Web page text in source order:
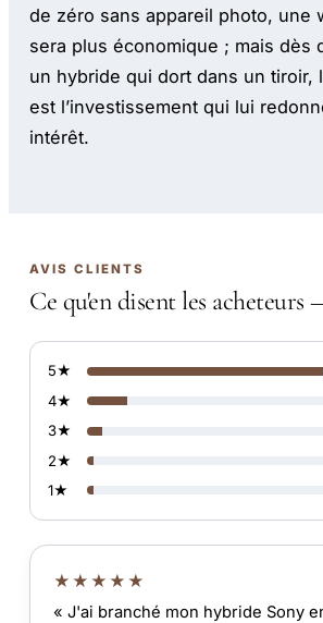
de zéro sans appareil photo, une
sera plus économique ; mais dès
un hybride qui dort dans un tiroir,
est l’investissement qui lui
intérêt.
AVIS CLIENTS
Ce qu'en disent les acheteurs
5★
4★
3★
2★
1★
★★★★★
« J'ai branché mon hybride Sony